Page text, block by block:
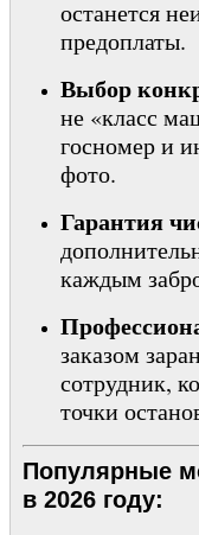
останется
предоплаты.
Выбор
не «класс
госномер и
фото.
Гарантия
каждым
заказом
сотрудник,
точки
Популярные
в 2026 году: